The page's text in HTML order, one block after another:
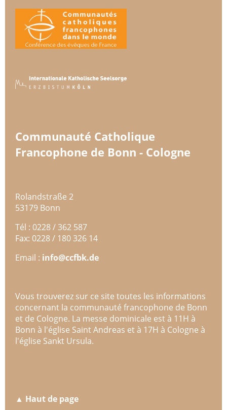
Communauté Catholique
Francophone de Bonn - Cologne
Rolandstraße 2
53179 Bonn
Tél : 0228 / 362 587
Fax: 0228 / 180 326 14
Email : info@ccfbk.de
Vous trouverez sur ce site toutes les informations
concernant la communauté francophone de Bonn
et de Cologne. La messe dominicale est à 11H à
Bonn à l'église Saint Andreas et à 17H à Cologne à
l'église Sankt Ursula.
▲ Haut de page